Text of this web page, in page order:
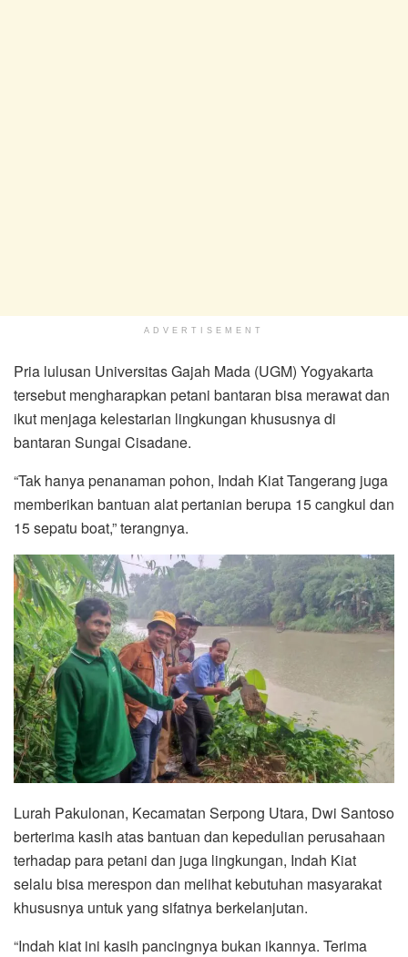
ADVERTISEMENT
Pria lulusan Universitas Gajah Mada (UGM) Yogyakarta
tersebut mengharapkan petani bantaran bisa merawat dan
ikut menjaga kelestarian lingkungan khususnya di
bantaran Sungai Cisadane.
“Tak hanya penanaman pohon, Indah Kiat Tangerang juga
memberikan bantuan alat pertanian berupa 15 cangkul dan
15 sepatu boat,” terangnya.
Lurah Pakulonan, Kecamatan Serpong Utara, Dwi Santoso
berterima kasih atas bantuan dan kepedulian perusahaan
terhadap para petani dan juga lingkungan, Indah Kiat
selalu bisa merespon dan melihat kebutuhan masyarakat
khususnya untuk yang sifatnya berkelanjutan.
“Indah kiat ini kasih pancingnya bukan ikannya. Terima